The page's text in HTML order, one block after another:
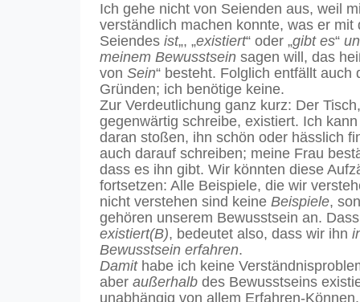
Ich gehe nicht von Seienden aus, weil
verständlich machen konnte, was er mit
Seiendes ist„, „existiert“ oder „gibt es“
meinem Bewusstsein sagen will, das
von Sein“ besteht. Folglich entfällt auch
Gründen; ich benötige keine.
Zur Verdeutlichung ganz kurz: Der
gegenwärtig schreibe, existiert. Ich
daran stoßen, ihn schön oder hässlich
auch darauf schreiben; meine Frau
dass es ihn gibt. Wir könnten diese
fortsetzen: Alle Beispiele, die wir
nicht verstehen sind keine Beispiele,
gehören unserem Bewusstsein an.
existiert(B), bedeutet also, dass wir ihn
Bewusstsein erfahren.
Damithabe ich keine
aber außerhalb des Bewusstseins
unabhängig von allem Erfahren-